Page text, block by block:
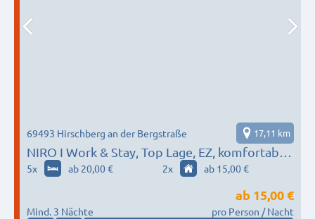
NIRO I Work & Stay, Top Lage, EZ, komfortabel,
Parken, W-LAN
69493 Hirschberg an der Bergstraße 17,11 km
5x ab 20,00 € 2x ab 15,00 €
Mind. 3 Nächte
ab 15,00 €
pro Person / Nacht